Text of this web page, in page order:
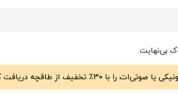
بی‌نهایت